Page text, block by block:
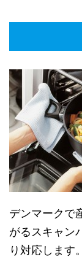
デンマークで
がるスキャン
り対応します。